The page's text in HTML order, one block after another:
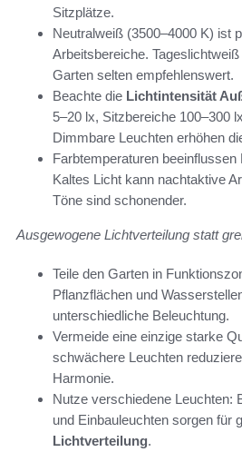
Sitzplätze.
Neutralweiß (3500–4000 K) ist
Arbeitsbereiche.
Garten selten empfehlenswert.
Beachte die Lichtintensität
5–20 lx, Sitzbereiche 100–300
Dimmbare Leuchten erhöhen
Farbtemperaturen beeinflussen
Kaltes Licht kann nachtaktive
Töne sind schonender.
Ausgewogene Lichtverteilung statt
Teile den Garten in
Pflanzflächen und
unterschiedliche Beleuchtung.
Vermeide eine einzige starke
schwächere Leuchten
Harmonie.
Nutze verschiedene Leuchten:
und Einbauleuchten sorgen für
Lichtverteilung.